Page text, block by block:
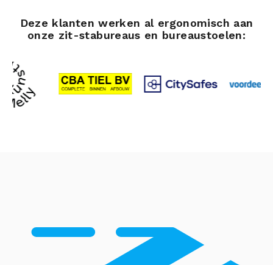
Deze klanten werken al ergonomisch aan
onze zit-stabureaus en bureaustoelen: